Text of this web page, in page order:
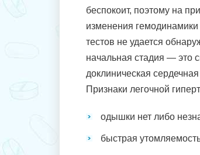
беспокоит, поэтому на
изменения гемодинамики
тестов не удается
начальная стадия — это
доклиническая
Признаки легочной
одышки нет либо
быстрая